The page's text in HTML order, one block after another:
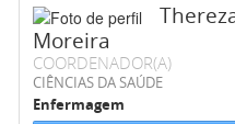
Moreira
COORDENADOR(A)
CIÊNCIAS DA SAÚDE
Enfermagem